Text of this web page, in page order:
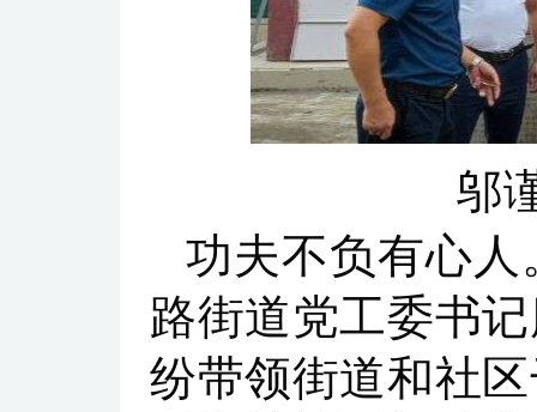
邬
功夫不负有心
路街道党工委书
纷带领街道和社